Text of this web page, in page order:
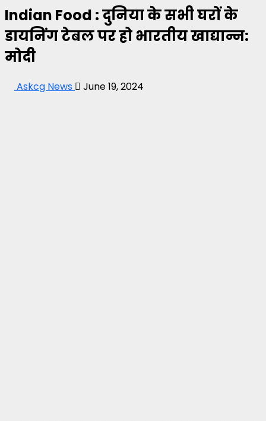
Indian Food : दुनिया के सभी घरों के
डायनिंग टेबल पर हो भारतीय खाद्यान्न:
मोदी
Askcg News June 19, 2024